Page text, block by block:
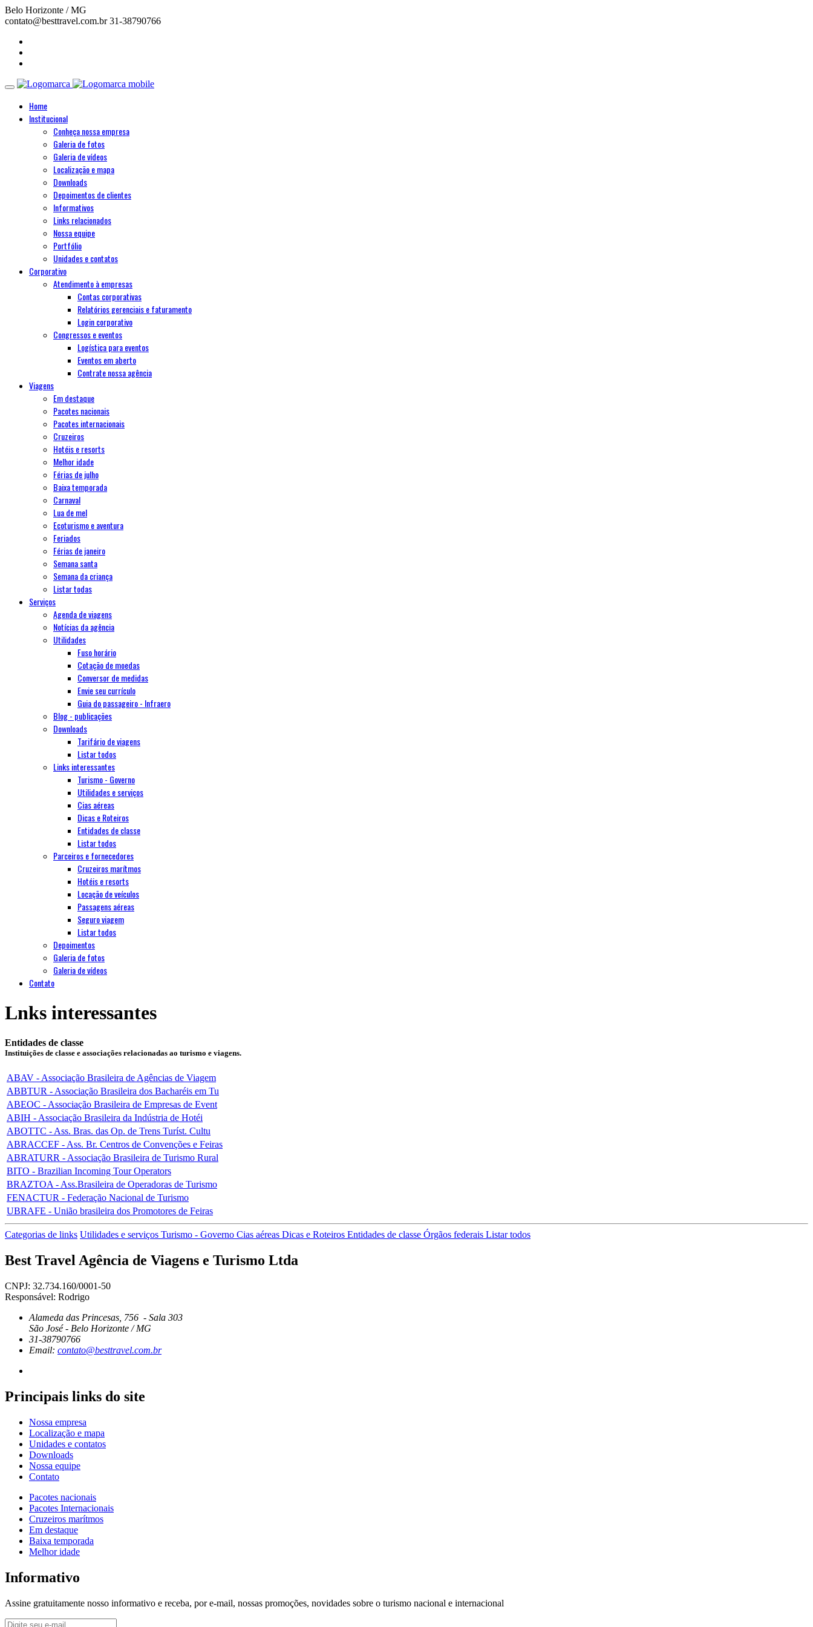
Belo Horizonte / MG
contato@besttravel.com.br 31-38790766
Home
Institucional
Conheça nossa empresa
Galeria de fotos
Galeria de vídeos
Localização e mapa
Downloads
Depoimentos de clientes
Informativos
Links relacionados
Nossa equipe
Portfólio
Unidades e contatos
Corporativo
Atendimento à empresas
Contas corporativas
Relatórios gerenciais e faturamento
Login corporativo
Congressos e eventos
Logística para eventos
Eventos em aberto
Contrate nossa agência
Viagens
Em destaque
Pacotes nacionais
Pacotes internacionais
Cruzeiros
Hotéis e resorts
Melhor idade
Férias de julho
Baixa temporada
Carnaval
Lua de mel
Ecoturismo e aventura
Feriados
Férias de janeiro
Semana santa
Semana da criança
Listar todas
Serviços
Agenda de viagens
Notícias da agência
Utilidades
Fuso horário
Cotação de moedas
Conversor de medidas
Envie seu currículo
Guia do passageiro - Infraero
Blog - publicações
Downloads
Tarifário de viagens
Listar todos
Links interessantes
Turismo - Governo
Utilidades e serviços
Cias aéreas
Dicas e Roteiros
Entidades de classe
Listar todos
Parceiros e fornecedores
Cruzeiros marítmos
Hotéis e resorts
Locação de veículos
Passagens aéreas
Seguro viagem
Listar todos
Depoimentos
Galeria de fotos
Galeria de vídeos
Contato
Lnks interessantes
Entidades de classe
Instituições de classe e associações relacionadas ao turismo e viagens.
ABAV - Associação Brasileira de Agências de Viagem
ABBTUR - Associação Brasileira dos Bacharéis em Tu
ABEOC - Associação Brasileira de Empresas de Event
ABIH - Associação Brasileira da Indústria de Hotéi
ABOTTC - Ass. Bras. das Op. de Trens Turíst. Cultu
ABRACCEF - Ass. Br. Centros de Convenções e Feiras
ABRATURR - Associação Brasileira de Turismo Rural
BITO - Brazilian Incoming Tour Operators
BRAZTOA - Ass.Brasileira de Operadoras de Turismo
FENACTUR - Federação Nacional de Turismo
UBRAFE - União brasileira dos Promotores de Feiras
Categorias de links Utilidades e serviços Turismo - Governo Cias aéreas Dicas e Roteiros Entidades de classe Órgãos federais Listar todos
Best Travel Agência de Viagens e Turismo Ltda
CNPJ: 32.734.160/0001-50
Responsável: Rodrigo
Alameda das Princesas, 756 - Sala 303
São José - Belo Horizonte / MG
31-38790766
Email: contato@besttravel.com.br
Principais links do site
Nossa empresa
Localização e mapa
Unidades e contatos
Downloads
Nossa equipe
Contato
Pacotes nacionais
Pacotes Internacionais
Cruzeiros marítmos
Em destaque
Baixa temporada
Melhor idade
Informativo
Assine gratuitamente nosso informativo e receba, por e-mail, nossas promoções, novidades sobre o turismo nacional e internacional